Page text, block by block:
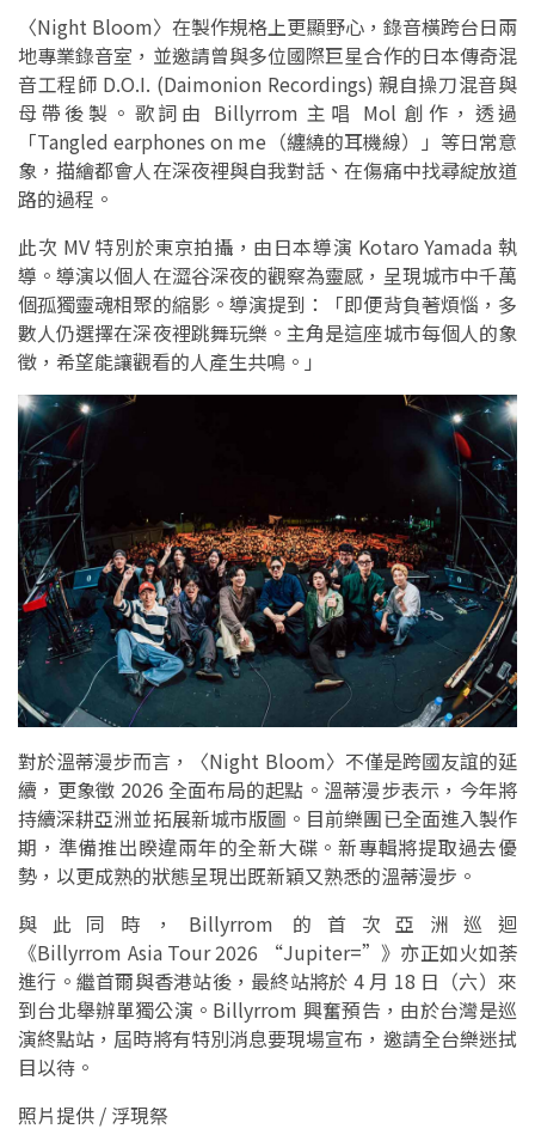
〈Night Bloom〉在製作規格上更顯野心，錄音橫跨台日兩
地專業錄音室，並邀請曾與多位國際巨星合作的日本傳奇混
音工程師 D.O.I. (Daimonion Recordings) 親自操刀混音與
母帶後製。歌詞由 Billyrrom 主唱 Mol 創作，透過
「Tangled earphones on me（纏繞的耳機線）」等日常意
象，描繪都會人在深夜裡與自我對話、在傷痛中找尋綻放道
路的過程。
此次 MV 特別於東京拍攝，由日本導演 Kotaro Yamada 執
導。導演以個人在澀谷深夜的觀察為靈感，呈現城市中千萬
個孤獨靈魂相聚的縮影。導演提到：「即便背負著煩惱，多
數人仍選擇在深夜裡跳舞玩樂。主角是這座城市每個人的象
徵，希望能讓觀看的人產生共鳴。」
對於溫蒂漫步而言，〈Night Bloom〉不僅是跨國友誼的延
續，更象徵 2026 全面布局的起點。溫蒂漫步表示，今年將
持續深耕亞洲並拓展新城市版圖。目前樂團已全面進入製作
期，準備推出睽違兩年的全新大碟。新專輯將提取過去優
勢，以更成熟的狀態呈現出既新穎又熟悉的溫蒂漫步。
與此同時，Billyrrom 的首次亞洲巡迴
《Billyrrom Asia Tour 2026 “Jupiter=”》亦正如火如荼
進行。繼首爾與香港站後，最終站將於 4 月 18 日（六）來
到台北舉辦單獨公演。Billyrrom 興奮預告，由於台灣是巡
演終點站，屆時將有特別消息要現場宣布，邀請全台樂迷拭
目以待。
照片提供 / 浮現祭